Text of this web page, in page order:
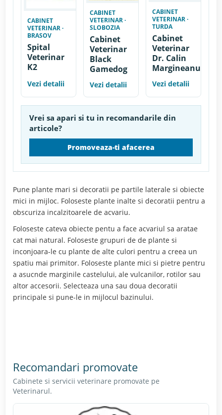
CABINET
VETERINAR ·
BRASOV
Spital
Veterinar
K2
Vezi detalii
CABINET
VETERINAR ·
SLOBOZIA
Cabinet
Veterinar
Black
Gamedog
Vezi detalii
CABINET
VETERINAR ·
TURDA
Cabinet
Veterinar
Dr. Calin
Margineanu
Vezi detalii
Vrei sa apari si tu in recomandarile din
articole?
Promoveaza-ti afacerea
Pune plante mari si decoratii pe partile laterale si obiecte
mici in mijloc. Foloseste plante inalte si decoratii pentru a
obscuriza incalzitoarele de acvariu.
Foloseste cateva obiecte pentu a face acvariul sa aratae
cat mai natural. Foloseste grupuri de de plante si
inconjoara-le cu plante de alte culori pentru a creea un
spatiu mai primitor. Foloseste plante mici si pietre pentru
a asucnde marginile castelului, ale vulcanilor, rotilor sau
altor accesorii. Selecteaza una sau doua decoratii
principale si pune-le in mijlocul bazinului.
Recomandari promovate
Cabinete si servicii veterinare promovate pe
Veterinarul.